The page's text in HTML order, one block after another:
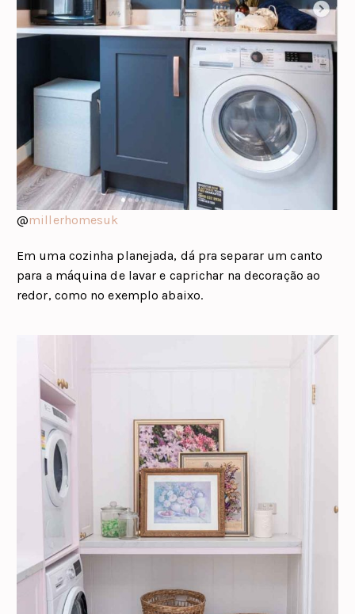
@millerhomesuk
Em uma cozinha planejada, dá pra separar um canto
para a máquina de lavar e caprichar na decoração ao
redor, como no exemplo abaixo.